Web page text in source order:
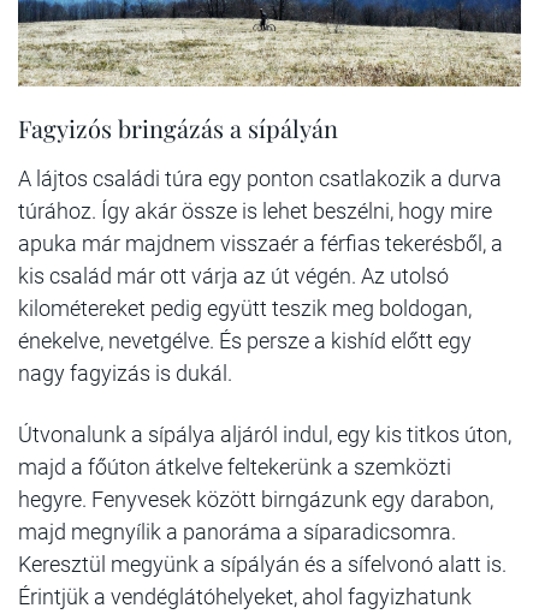
Fagyizós bringázás a sípályán
A lájtos családi túra egy ponton csatlakozik a durva
túrához. Így akár össze is lehet beszélni, hogy mire
apuka már majdnem visszaér a férfias tekerésből, a
kis család már ott várja az út végén. Az utolsó
kilométereket pedig együtt teszik meg boldogan,
énekelve, nevetgélve. És persze a kishíd előtt egy
nagy fagyizás is dukál.
Útvonalunk a sípálya aljáról indul, egy kis titkos úton,
majd a főúton átkelve feltekerünk a szemközti
hegyre. Fenyvesek között birngázunk egy darabon,
majd megnyílik a panoráma a síparadicsomra.
Keresztül megyünk a sípályán és a sífelvonó alatt is.
Érintjük a vendéglátóhelyeket, ahol fagyizhatunk